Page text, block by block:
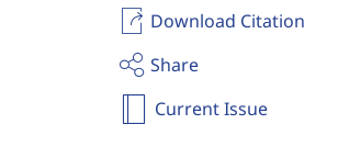
Download Citation
Share
Current Issue